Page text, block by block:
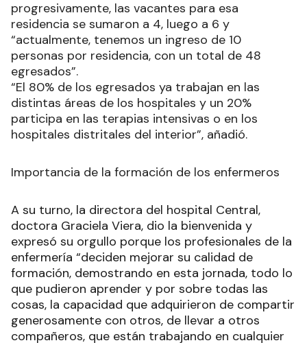
progresivamente, las vacantes para esa
residencia se sumaron a 4, luego a 6 y
“actualmente, tenemos un ingreso de 10
personas por residencia, con un total de 48
egresados”.
“El 80% de los egresados ya trabajan en las
distintas áreas de los hospitales y un 20%
participa en las terapias intensivas o en los
hospitales distritales del interior”, añadió.
Importancia de la formación de los enfermeros
A su turno, la directora del hospital Central,
doctora Graciela Viera, dio la bienvenida y
expresó su orgullo porque los profesionales de la
enfermería “deciden mejorar su calidad de
formación, demostrando en esta jornada, todo lo
que pudieron aprender y por sobre todas las
cosas, la capacidad que adquirieron de compartir
generosamente con otros, de llevar a otros
compañeros, que están trabajando en cualquier